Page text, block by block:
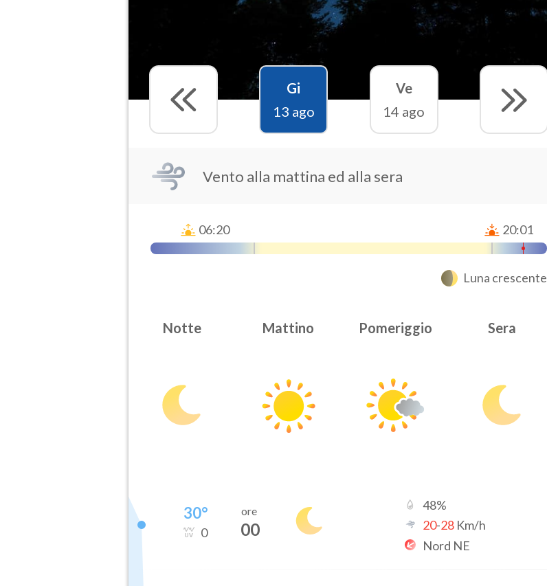
Gi
13 ago
Ve
14 ago
Vento alla mattina ed alla sera
06:20 20:01
Luna crescente
Notte Mattino Pomeriggio Sera
30°
0
ore
00
48%
20-28 Km/h
Nord NE